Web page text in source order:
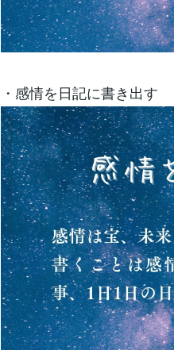
・感情を日記に書き出す